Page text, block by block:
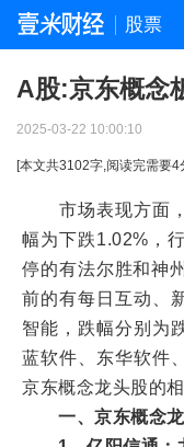
股票
A股:京东概念
2025-03-22 10:00:10
[本文共3102字,阅读完需要4
市场表现方面，
幅为下跌1.02%，
停的有法尔胜和神
前的有每日互动、
智能，跌幅分别为
蓝软件、东华软件
京东概念龙头股的相
一、京东概念